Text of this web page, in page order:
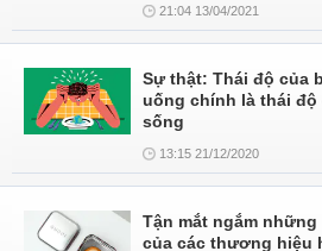
21:04 13/04/2021
Sự thật: Thái độ của
uống chính là thái
sống
13:15 21/12/2020
Tận mắt ngắm
của các thương hiệu